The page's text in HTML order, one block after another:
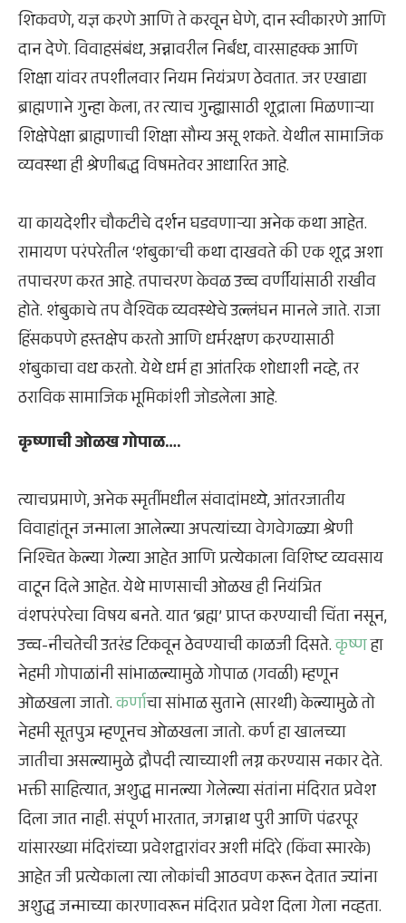
शिकवणे, यज्ञ करणे आणि ते करवून घेणे, दान स्वीकारणे आणि
दान देणे. विवाहसंबंध, अन्नावरील निर्बंध, वारसाहक्क आणि
शिक्षा यांवर तपशीलवार नियम नियंत्रण ठेवतात. जर एखाद्या
ब्राह्मणाने गुन्हा केला, तर त्याच गुन्ह्यासाठी शूद्राला मिळणाऱ्या
शिक्षेपेक्षा ब्राह्मणाची शिक्षा सौम्य असू शकते. येथील सामाजिक
व्यवस्था ही श्रेणीबद्ध विषमतेवर आधारित आहे.
या कायदेशीर चौकटीचे दर्शन घडवणाऱ्या अनेक कथा आहेत.
रामायण परंपरेतील ‘शंबुका’ची कथा दाखवते की एक शूद्र अशा
तपाचरण करत आहे. तपाचरण केवळ उच्च वर्णीयांसाठी राखीव
होते. शंबुकाचे तप वैश्विक व्यवस्थेचे उल्लंघन मानले जाते. राजा
हिंसकपणे हस्तक्षेप करतो आणि धर्मरक्षण करण्यासाठी
शंबुकाचा वध करतो. येथे धर्म हा आंतरिक शोधाशी नव्हे, तर
ठराविक सामाजिक भूमिकांशी जोडलेला आहे.
कृष्णाची ओळख गोपाळ….
त्याचप्रमाणे, अनेक स्मृतींमधील संवादांमध्ये, आंतरजातीय
विवाहांतून जन्माला आलेल्या अपत्यांच्या वेगवेगळ्या श्रेणी
निश्चित केल्या गेल्या आहेत आणि प्रत्येकाला विशिष्ट व्यवसाय
वाटून दिले आहेत. येथे माणसाची ओळख ही नियंत्रित
वंशपरंपरेचा विषय बनते. यात ‘ब्रह्म’ प्राप्त करण्याची चिंता नसून,
उच्च-नीचतेची उतरंड टिकवून ठेवण्याची काळजी दिसते.कृष्णहा
नेहमी गोपाळांनी सांभाळल्यामुळे गोपाळ (गवळी) म्हणून
ओळखला जातो.कर्णाचा सांभाळ सुताने (सारथी) केल्यामुळे तो
नेहमी सूतपुत्र म्हणूनच ओळखला जातो. कर्ण हा खालच्या
जातीचा असल्यामुळे द्रौपदी त्याच्याशी लग्न करण्यास नकार देते.
भक्ती साहित्यात, अशुद्ध मानल्या गेलेल्या संतांना मंदिरात प्रवेश
दिला जात नाही. संपूर्ण भारतात, जगन्नाथ पुरी आणि पंढरपूर
यांसारख्या मंदिरांच्या प्रवेशद्वारांवर अशी मंदिरे (किंवा स्मारके)
आहेत जी प्रत्येकाला त्या लोकांची आठवण करून देतात ज्यांना
अशुद्ध जन्माच्या कारणावरून मंदिरात प्रवेश दिला गेला नव्हता.